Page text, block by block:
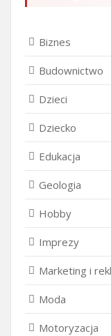
Biznes
Budownictwo
Dzieci
Dziecko
Edukacja
Geologia
Hobby
Imprezy
Marketing i
Moda
Motoryzacja